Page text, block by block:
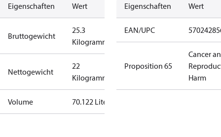
Eigenschaften Wert
Bruttogewicht
25.3
Kilogramm
Nettogewicht
22
Kilogramm
Volume 70.122 Liter
Eigenschaften Wert
EAN/UPC
Proposition 65
Cancer
Harm